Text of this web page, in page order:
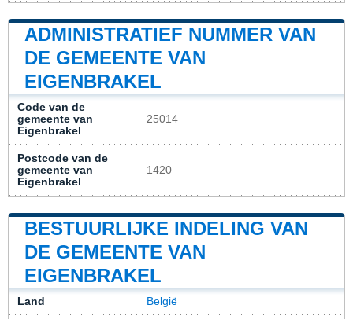
ADMINISTRATIEF NUMMER VAN
DE GEMEENTE VAN
EIGENBRAKEL
Code van de
gemeente van
Eigenbrakel
25014
Postcode van de
gemeente van
Eigenbrakel
1420
BESTUURLIJKE INDELING VAN
DE GEMEENTE VAN
EIGENBRAKEL
Land België